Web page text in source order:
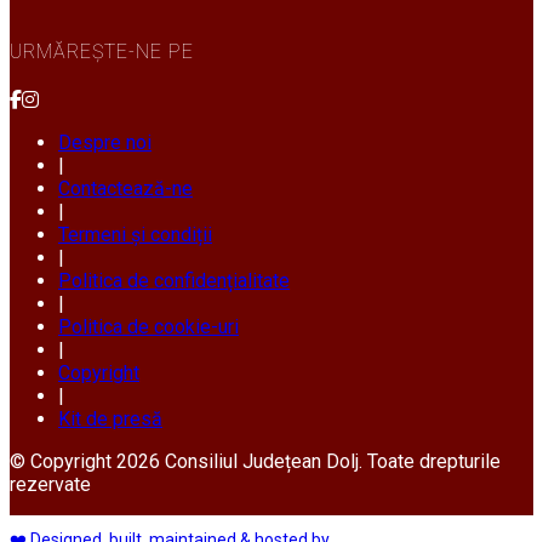
URMĂREȘTE-NE PE
Despre noi
Contactează-ne
Termeni și condiții
Politica de confidențialitate
Politica de cookie-uri
Copyright
Kit de presă
© Copyright 2026 Consiliul Județean Dolj. Toate drepturile
rezervate